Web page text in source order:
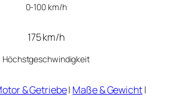
0-100 km/h
175 km/h
Höchstgeschwindigkeit
& Getriebe| Maße & Gewicht|